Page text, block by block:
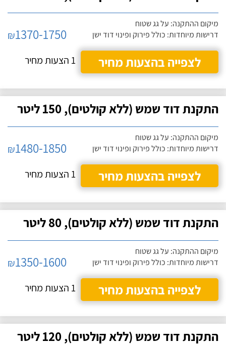
מיקום ההתקנה: על גג שטוח
דרישות מיוחדות: כולל פירוק ופינוי דוד ישן
₪1370-1750
לצפייה בהצעות מחיר
1 הצעות מחיר
התקנת דוד שמש (ללא קולטים), 150 ליטר
מיקום ההתקנה: על גג שטוח
דרישות מיוחדות: כולל פירוק ופינוי דוד ישן
₪1480-1850
לצפייה בהצעות מחיר
1 הצעות מחיר
התקנת דוד שמש (ללא קולטים), 80 ליטר
מיקום ההתקנה: על גג שטוח
דרישות מיוחדות: כולל פירוק ופינוי דוד ישן
₪1350-1600
לצפייה בהצעות מחיר
1 הצעות מחיר
התקנת דוד שמש (ללא קולטים), 120 ליטר